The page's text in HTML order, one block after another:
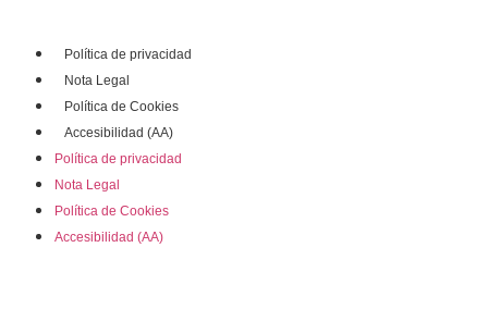
Política de privacidad
Nota Legal
Política de Cookies
Accesibilidad (AA)
Política de privacidad
Nota Legal
Política de Cookies
Accesibilidad (AA)